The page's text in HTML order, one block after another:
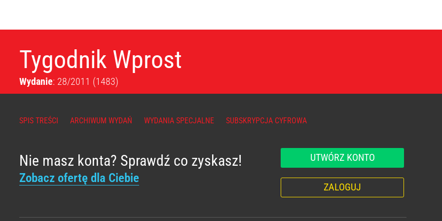
Tygodnik Wprost
Wydanie: 28/2011 (1483)
SPIS TREŚCI ARCHIWUM WYDAŃ WYDANIA SPECJALNE SUBSKRYPCJA CYFROWA
Nie masz konta? Sprawdź co zyskasz!
Zobacz ofertę dla Ciebie
UTWÓRZ KONTO
ZALOGUJ